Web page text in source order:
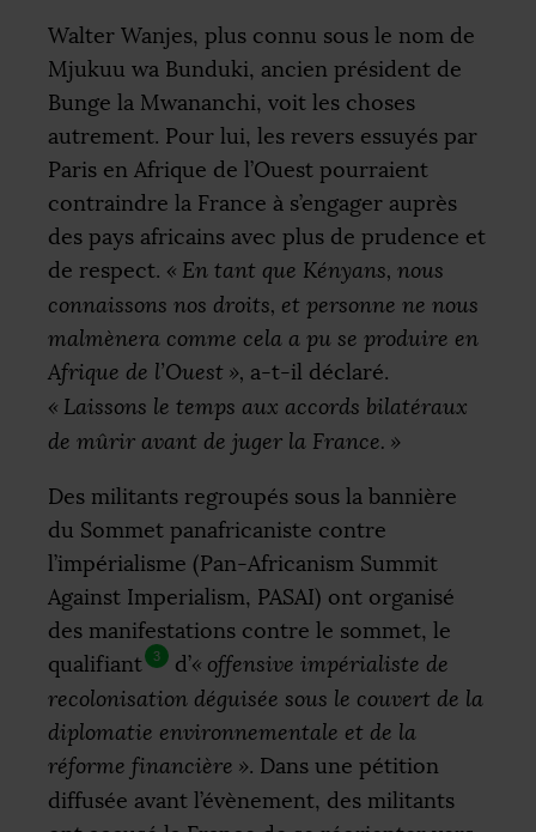
Walter Wanjes, plus connu sous le nom de
Mjukuu wa Bunduki, ancien président de
Bunge la Mwananchi, voit les choses
autrement. Pour lui, les revers essuyés par
Paris en Afrique de l’Ouest pourraient
contraindre la France à s’engager auprès
des pays africains avec plus de prudence et
de respect. « En tant que Kényans, nous
connaissons nos droits, et personne ne nous
malmènera comme cela a pu se produire en
Afrique de l’Ouest », a-t-il déclaré.
« Laissons le temps aux accords bilatéraux
de mûrir avant de juger la France. »
Des militants regroupés sous la bannière
du Sommet panafricaniste contre
l’impérialisme (Pan-Africanism Summit
Against Imperialism, PASAI) ont organisé
des manifestations contre le sommet, le
qualifiant
3 d’« offensive impérialiste de
recolonisation déguisée sous le couvert de la
diplomatie environnementale et de la
réforme financière ». Dans une pétition
diffusée avant l’évènement, des militants